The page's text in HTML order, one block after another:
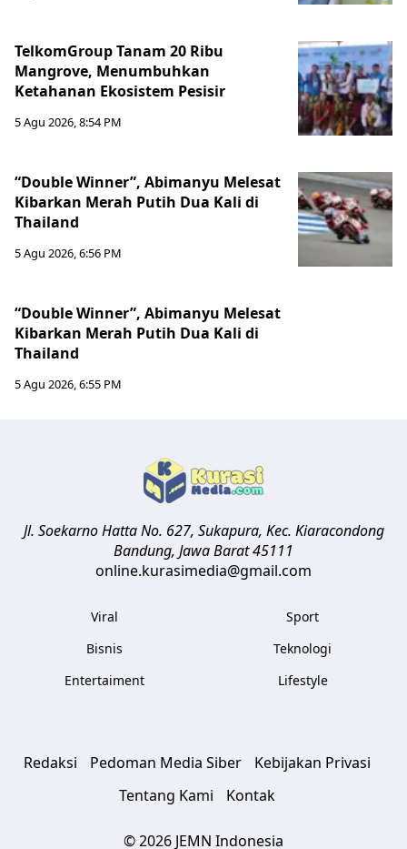
TelkomGroup Tanam 20 Ribu
Mangrove, Menumbuhkan
Ketahanan Ekosistem Pesisir
5 Agu 2026, 8:54 PM
“Double Winner”, Abimanyu Melesat
Kibarkan Merah Putih Dua Kali di
Thailand
5 Agu 2026, 6:56 PM
“Double Winner”, Abimanyu Melesat
Kibarkan Merah Putih Dua Kali di
Thailand
5 Agu 2026, 6:55 PM
Jl. Soekarno Hatta No. 627, Sukapura, Kec. Kiaracondong
Bandung, Jawa Barat45111
online.kurasimedia@gmail.com
Viral
Bisnis
Entertaiment
Sport
Teknologi
Lifestyle
Redaksi Pedoman Media Siber
Kebijakan Privasi
Tentang Kami
Kontak
© 2026 JEMN Indonesia